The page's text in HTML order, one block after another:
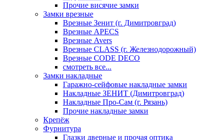
Прочие висячие замки
Замки врезные
Врезные Зенит (г. Димитровград)
Врезные APECS
Врезные Avers
Врезные CLASS (г. Железнодорожный)
Врезные CODE DECO
смотреть все...
Замки накладные
Гаражно-сейфовые накладные замки
Накладные ЗЕНИТ (Димитровград)
Накладные Про-Сам (г. Рязань)
Прочие накладные замки
Крепёж
Фурнитура
Глазки дверные и прочая оптика